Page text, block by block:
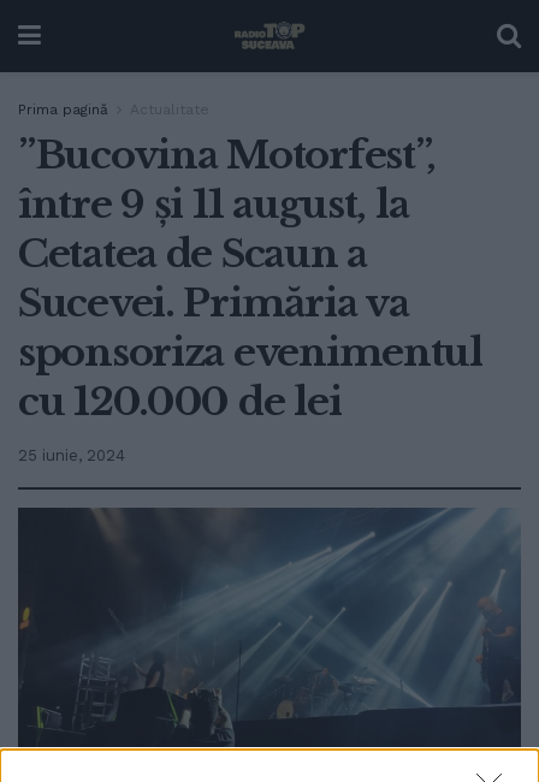
Prima pagină Actualitate
”Bucovina Motorfest”,
între 9 și 11 august, la
Cetatea de Scaun a
Sucevei. Primăria va
sponsoriza evenimentul
cu 120.000 de lei
25 iunie, 2024